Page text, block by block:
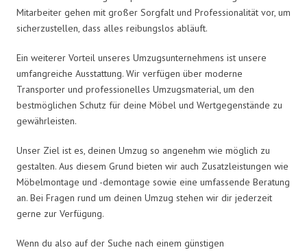
Mitarbeiter gehen mit großer Sorgfalt und Professionalität vor, um
sicherzustellen, dass alles reibungslos abläuft.
Ein weiterer Vorteil unseres Umzugsunternehmens ist unsere
umfangreiche Ausstattung. Wir verfügen über moderne
Transporter und professionelles Umzugsmaterial, um den
bestmöglichen Schutz für deine Möbel und Wertgegenstände zu
gewährleisten.
Unser Ziel ist es, deinen Umzug so angenehm wie möglich zu
gestalten. Aus diesem Grund bieten wir auch Zusatzleistungen wie
Möbelmontage und -demontage sowie eine umfassende Beratung
an. Bei Fragen rund um deinen Umzug stehen wir dir jederzeit
gerne zur Verfügung.
Wenn du also auf der Suche nach einem günstigen